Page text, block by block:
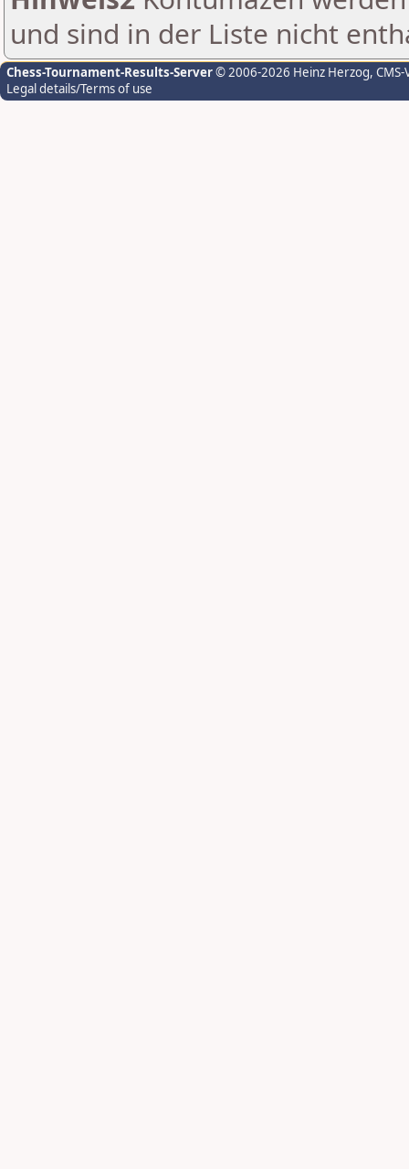
und sind in der Liste nicht
Chess-Tournament-Results-Server© 2006-2026 Heinz Herzog,
Legal details/Terms of use